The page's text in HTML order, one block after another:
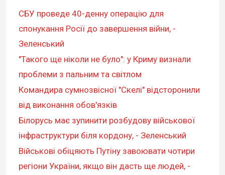
СБУ проведе 40-денну операцію для
спонукання Росії до завершення війни, -
Зеленський
"Такого ще ніколи не було": у Криму визнали
проблеми з пальним та світлом
Командира сумнозвісної "Скелі" відсторонили
від виконання обов'язків
Білорусь має зупинити розбудову військової
інфраструктури біля кордону, - Зеленський
Військові обіцяють Путіну завоювати чотири
регіони України, якщо він дасть ще людей, -